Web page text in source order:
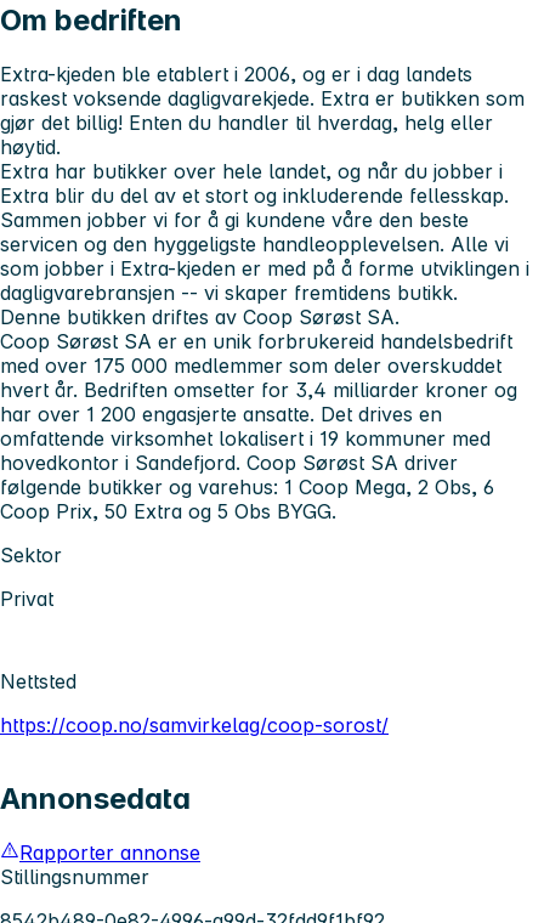
Om bedriften
Extra-kjeden ble etablert i 2006, og er i dag landets
raskest voksende dagligvarekjede. Extra er butikken som
gjør det billig! Enten du handler til hverdag, helg eller
høytid.
Extra har butikker over hele landet, og når du jobber i
Extra blir du del av et stort og inkluderende fellesskap.
Sammen jobber vi for å gi kundene våre den beste
servicen og den hyggeligste handleopplevelsen. Alle vi
som jobber i Extra-kjeden er med på å forme utviklingen i
dagligvarebransjen -- vi skaper fremtidens butikk.
Denne butikken driftes av Coop Sørøst SA.
Coop Sørøst SA er en unik forbrukereid handelsbedrift
med over 175 000 medlemmer som deler overskuddet
hvert år. Bedriften omsetter for 3,4 milliarder kroner og
har over 1 200 engasjerte ansatte. Det drives en
omfattende virksomhet lokalisert i 19 kommuner med
hovedkontor i Sandefjord. Coop Sørøst SA driver
følgende butikker og varehus: 1 Coop Mega, 2 Obs, 6
Coop Prix, 50 Extra og 5 Obs BYGG.
Sektor
Privat
Nettsted
https://coop.no/samvirkelag/coop-sorost/
Annonsedata
Rapporter annonse
Stillingsnummer